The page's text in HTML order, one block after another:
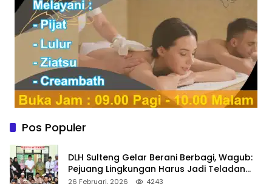
Pos Populer
DLH Sulteng Gelar Berani Berbagi, Wagub:
Pejuang Lingkungan Harus Jadi Teladan
Kepedulian
26 Februari, 2026 4243